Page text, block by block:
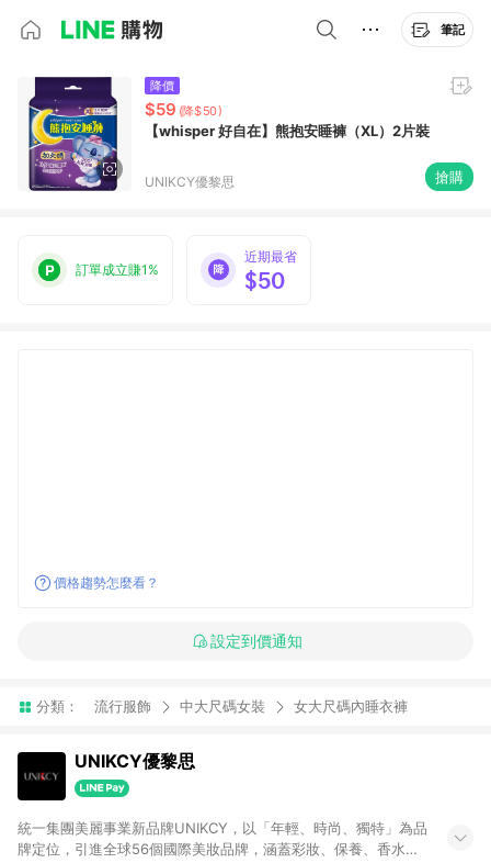
筆記
降價
$59 (降$50)
【whisper 好自在】熊抱安睡褲（XL）2片裝
UNIKCY優黎思 搶購
訂單成立賺1%
近期最省
$50
價格趨勢怎麼看？
設定到價通知
分類： 流行服飾 中大尺碼女裝 女大尺碼內睡衣褲
UNIKCY優黎思
統一集團美麗事業新品牌UNIKCY，以「年輕、時尚、獨特」為品
牌定位，引進全球56個國際美妝品牌，涵蓋彩妝、保養、香水、